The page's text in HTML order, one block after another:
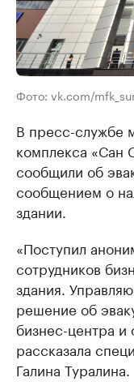
Фото: vk.com/
В пресс-службе
комплекса «Сан
сообщили об
сообщением о
здании.
«Поступил
сотрудников
здания.
решение об
бизнес-центра
рассказала
Галина Туралина.